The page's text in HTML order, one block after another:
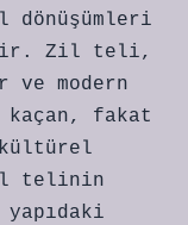
Zil teli,
modern
kaçan, fakat
telinin